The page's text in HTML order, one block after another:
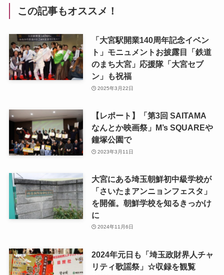
この記事もオススメ！
「大宮駅開業140周年記念イベン
ト」モニュメントお披露目「鉄道
のまち大宮」応援隊「大宮セブ
ン」も祝福
2025年3月22日
【レポート】「第3回 SAITAMA
なんとか映画祭」M’s SQUAREや
鐘塚公園で
2023年3月11日
大宮にある埼玉朝鮮初中級学校が
「さいたまアンニョンフェスタ」
を開催。朝鮮学校を知るきっかけ
に
2024年11月6日
2024年元日も「埼玉政財界人チャ
リティ歌謡祭」☆収録を観覧